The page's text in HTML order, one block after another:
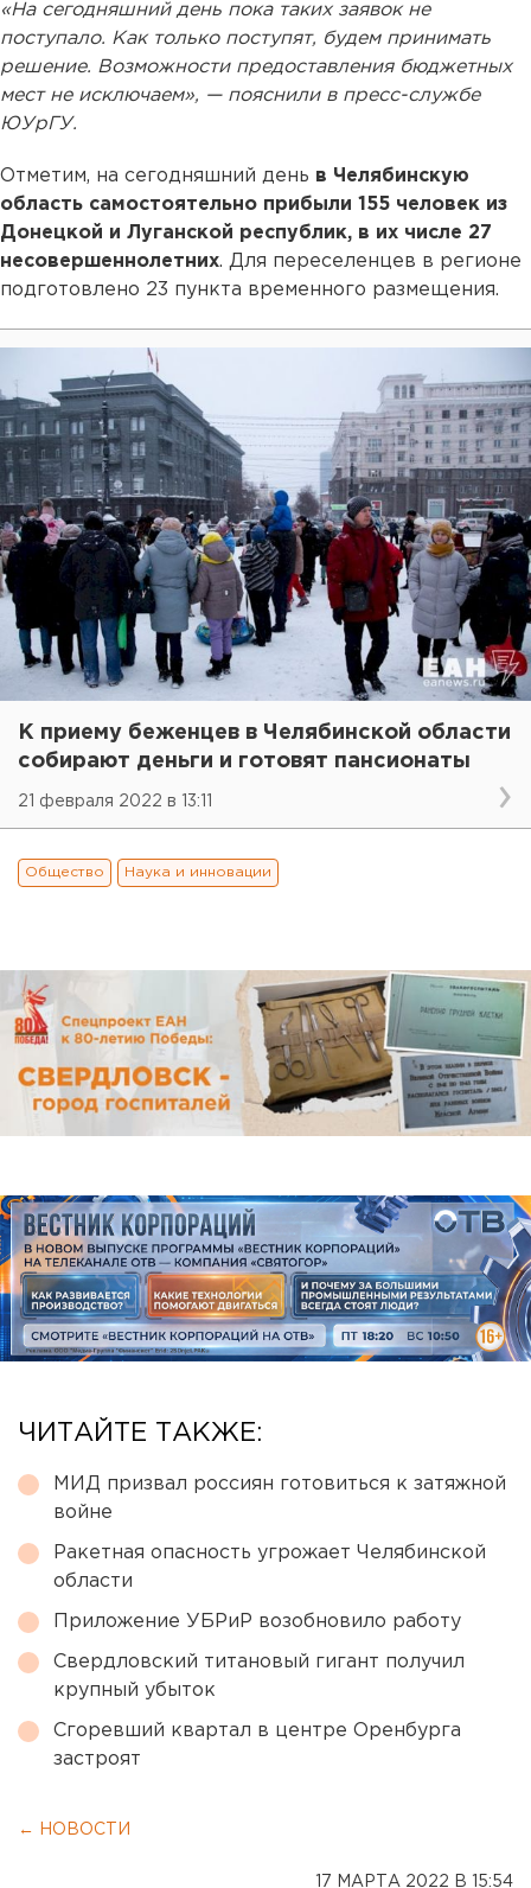
«На сегодняшний день пока таких заявок не
поступало. Как только поступят, будем принимать
решение. Возможности предоставления бюджетных
мест не исключаем», — пояснили в пресс-службе
ЮУрГУ.
Отметим, на сегодняшний день в Челябинскую
область самостоятельно прибыли 155 человек из
Донецкой и Луганской республик, в их числе 27
несовершеннолетних. Для переселенцев в регионе
подготовлено 23 пункта временного размещения.
К приему беженцев в Челябинской области
собирают деньги и готовят пансионаты
21 февраля 2022 в 13:11
Общество Наука и инновации
ЧИТАЙТЕ ТАКЖЕ:
МИД призвал россиян готовиться к затяжной
войне
Ракетная опасность угрожает Челябинской
области
Приложение УБРиР возобновило работу
Свердловский титановый гигант получил
крупный убыток
Сгоревший квартал в центре Оренбурга
застроят
← НОВОСТИ
17 МАРТА 2022 В 15:54